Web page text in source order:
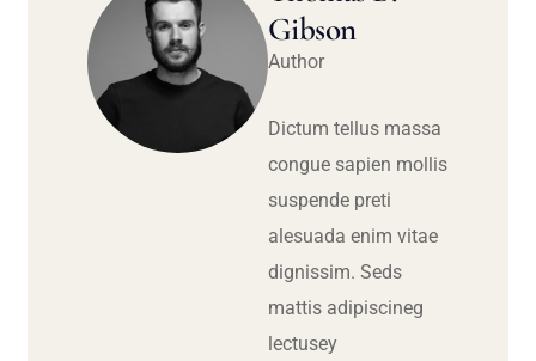
Gibson
Author
Dictum tellus massa
congue sapien mollis
suspende preti
alesuada enim vitae
dignissim. Seds
mattis adipiscineg
lectusey